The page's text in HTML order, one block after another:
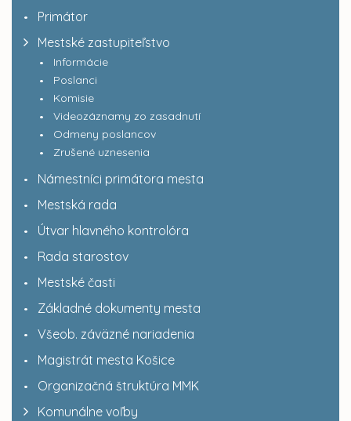
Primátor
Mestské zastupiteľstvo
Informácie
Poslanci
Komisie
Videozáznamy zo zasadnutí
Odmeny poslancov
Zrušené uznesenia
Námestníci primátora mesta
Mestská rada
Útvar hlavného kontrolóra
Rada starostov
Mestské časti
Základné dokumenty mesta
Všeob. záväzné nariadenia
Magistrát mesta Košice
Organizačná štruktúra MMK
Komunálne voľby